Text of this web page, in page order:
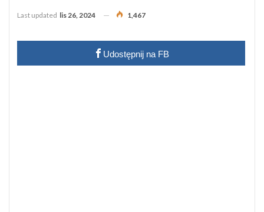
Last updated lis 26, 2024 1,467
Udostępnij na FB